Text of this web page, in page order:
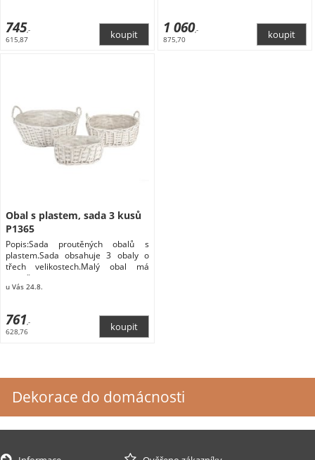
745,-
615,87
1 060,-
875,70
Obal s plastem, sada 3 kusů
P1365
Popis:Sada proutěných obalů s
plastem.Sada obsahuje 3 obaly o
třech velikostech.Malý obal má
rozměry
u Vás 24.8.
761,-
628,76
Dekorace do domácnosti